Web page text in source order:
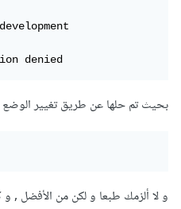
denied
بحيث تم حلها عن طريق تغيير الوضع :
و لا ألزمك طبعا و لكن من اﻷفضل , و